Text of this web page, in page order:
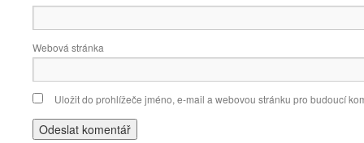
Webová stránka
Uložit do prohlížeče jméno, e-mail a webovou stránku pro budoucí